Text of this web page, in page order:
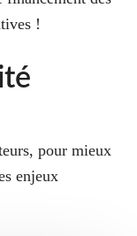
!
pour mieux
enjeux